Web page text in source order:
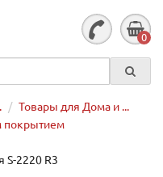
0
Товары для Дома и ...
покрытием
S-2220 R3